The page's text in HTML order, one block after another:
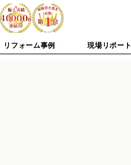
リフォーム事例 現場リポート